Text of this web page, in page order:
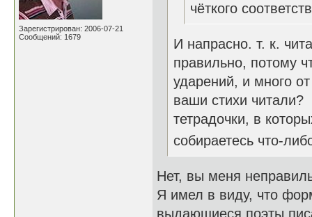
Зарегистрирован: 2006-07-21
Сообщений: 1679
чёткого
И напрасно. т. к.
правильно, потому
ударений, и много
ваши стихи
тетрадочки, в
собираетесь что-
Нет, вы меня
Я имел в виду, что
выдающиеся поэты